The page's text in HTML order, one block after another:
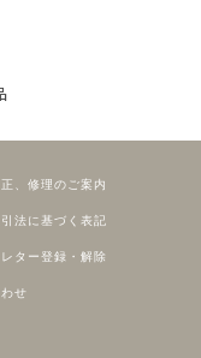
、修理のご案内
法に基づく表記
ター登録・解除
せ